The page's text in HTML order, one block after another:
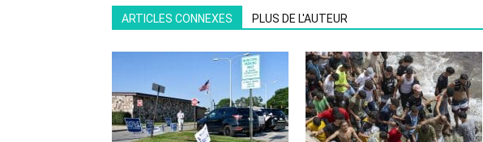
ARTICLES CONNEXES PLUS DE L'AUTEUR